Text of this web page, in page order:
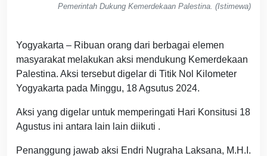
Pemerintah Dukung Kemerdekaan Palestina. (Istimewa)
Yogyakarta – Ribuan orang dari berbagai elemen
masyarakat melakukan aksi mendukung Kemerdekaan
Palestina. Aksi tersebut digelar di Titik Nol Kilometer
Yogyakarta pada Minggu, 18 Agsutus 2024.
Aksi yang digelar untuk memperingati Hari Konsitusi 18
Agustus ini antara lain lain diikuti .
Penanggung jawab aksi Endri Nugraha Laksana, M.H.I.